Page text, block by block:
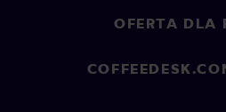
OFERTA DLA